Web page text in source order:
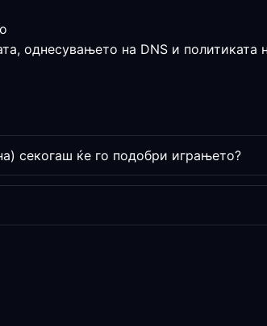
однесувањето на DNS и политиката
секогаш ќе го подобри играњето?